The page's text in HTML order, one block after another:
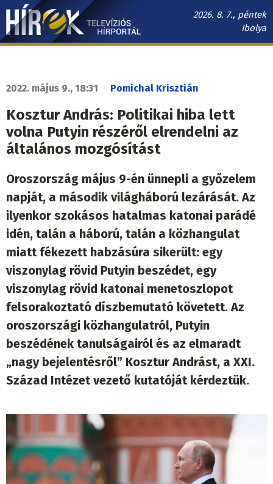
Ugrás
tartalomra
2026. 8. 7., péntek
Ibolya
Hírek.sk
navigáció
2022. május 9., 18:31 Pomichal Krisztián
Kosztur András: Politikai hiba lett
volna Putyin részéről elrendelni az
általános mozgósítást
Oroszország május 9-én ünnepli a győzelem
napját, a második világháború lezárását. Az
ilyenkor szokásos hatalmas katonai parádé
idén, talán a háború, talán a közhangulat
miatt fékezett habzásúra sikerült: egy
viszonylag rövid Putyin beszédet, egy
viszonylag rövid katonai menetoszlopot
felsorakoztató díszbemutató követett. Az
oroszországi közhangulatról, Putyin
beszédének tanulságairól és az elmaradt
„nagy bejelentésről” Kosztur Andrást, a XXI.
Század Intézet vezető kutatóját kérdeztük.